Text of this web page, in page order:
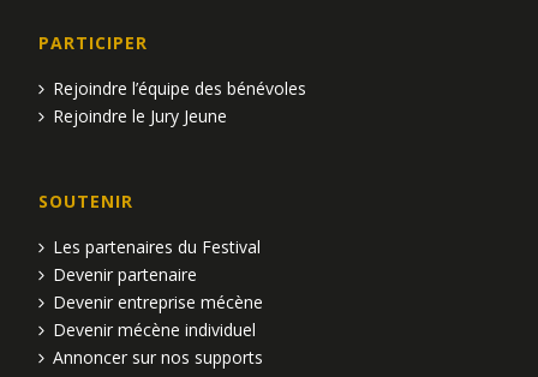
PARTICIPER
Rejoindre l’équipe des bénévoles
Rejoindre le Jury Jeune
SOUTENIR
Les partenaires du Festival
Devenir partenaire
Devenir entreprise mécène
Devenir mécène individuel
Annoncer sur nos supports